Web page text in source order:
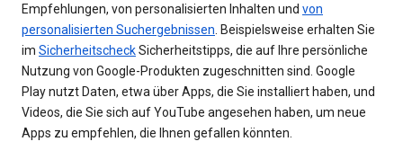
Empfehlungen, von personalisierten Inhalten und von
personalisierten Suchergebnissen . Beispielsweise erhalten Sie
im SicherheitscheckSicherheitstipps, die auf Ihre persönliche
Nutzung von Google-Produkten zugeschnitten sind. Google
Play nutzt Daten, etwa über Apps, die Sie installiert haben, und
Videos, die Sie sich auf YouTube angesehen haben, um neue
Apps zu empfehlen, die Ihnen gefallen könnten.